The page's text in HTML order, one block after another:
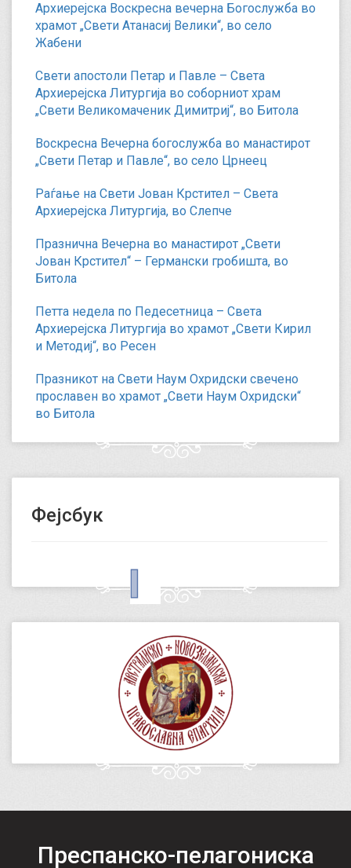
Архиерејска Воскресна вечерна Богослужба во
храмот „Свети Атанасиј Велики“, во село
Жабени
Свети апостоли Петар и Павле – Света
Архиерејска Литургија во соборниот храм
„Свети Великомаченик Димитриј“, во Битола
Воскресна Вечерна богослужба во манастирот
„Свети Петар и Павле“, во село Црнеец
Раѓање на Свети Јован Крстител – Света
Архиерејска Литургија, во Слепче
Празнична Вечерна во манастирот „Свети
Јован Крстител“ – Германски гробишта, во
Битола
Петта недела по Педесетница – Света
Архиерејска Литургија во храмот „Свети Кирил
и Методиј“, во Ресен
Празникот на Свети Наум Охридски свечено
прославен во храмот „Свети Наум Охридски“
во Битола
Фејсбук
Преспанско-пелагониска